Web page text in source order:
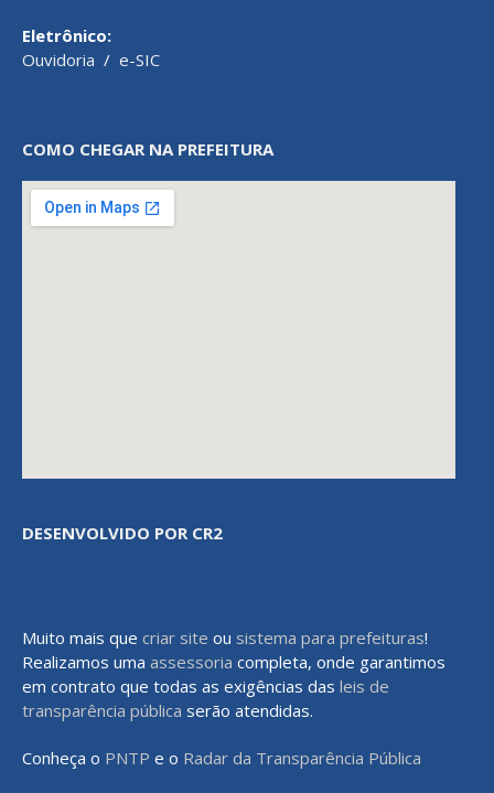
Eletrônico:
Ouvidoria / e-SIC
COMO CHEGAR NA PREFEITURA
DESENVOLVIDO POR CR2
Muito mais que criar site ou sistema para prefeituras!
Realizamos uma assessoria completa, onde garantimos
em contrato que todas as exigências das leis de
transparência pública serão atendidas.
Conheça o PNTP e o Radar da Transparência Pública